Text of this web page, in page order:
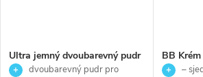
Ultra jemný dvoubarevný pudr
- Skincare-Skeyndor- 12,4g
dvoubarevný pudr pro
BB
-
–